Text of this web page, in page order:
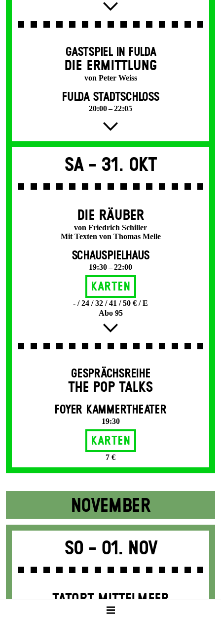
GASTSPIEL IN FULDA
DIE ERMITTLUNG
von Peter Weiss
FULDA STADTSCHLOSS
20:00 – 22:05
Sa - 31. Okt
DIE RÄUBER
von Friedrich Schiller
Mit Texten von Thomas Melle
SCHAUSPIELHAUS
19:30 – 22:00
Karten
- / 24 / 32 / 41 / 50 € / E
Abo 95
GESPRÄCHSREIHE
THE POP TALKS
FOYER KAMMERTHEATER
19:30
Karten
7 €
NOVEMBER
So - 01. Nov
TATORT MITTELMEER
TV-Ermittler*innen berichten über